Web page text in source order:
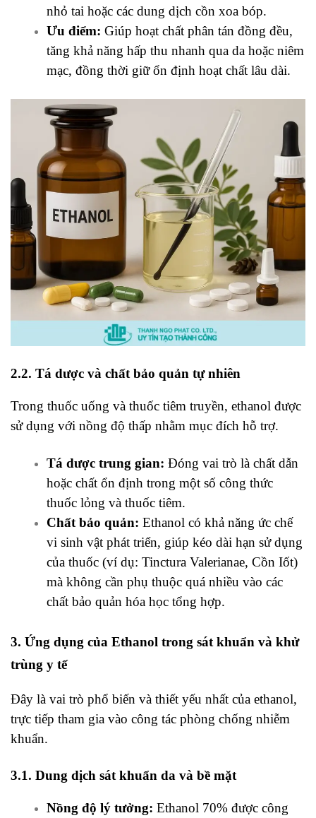
nhỏ tai hoặc các dung dịch cồn xoa bóp.
Ưu điểm: Giúp hoạt chất phân tán đồng đều,
tăng khả năng hấp thu nhanh qua da hoặc niêm
mạc, đồng thời giữ ổn định hoạt chất lâu dài.
2.2. Tá dược và chất bảo quản tự nhiên
Trong thuốc uống và thuốc tiêm truyền, ethanol được
sử dụng với nồng độ thấp nhằm mục đích hỗ trợ.
Tá dược trung gian: Đóng vai trò là chất dẫn
hoặc chất ổn định trong một số công thức
thuốc lỏng và thuốc tiêm.
Chất bảo quản: Ethanol có khả năng ức chế
vi sinh vật phát triển, giúp kéo dài hạn sử dụng
của thuốc (ví dụ: Tinctura Valerianae, Cồn Iốt)
mà không cần phụ thuộc quá nhiều vào các
chất bảo quản hóa học tổng hợp.
3. Ứng dụng của Ethanol trong sát khuẩn và khử
trùng y tế
Đây là vai trò phổ biến và thiết yếu nhất của ethanol,
trực tiếp tham gia vào công tác phòng chống nhiễm
khuẩn.
3.1. Dung dịch sát khuẩn da và bề mặt
Nồng độ lý tưởng: Ethanol 70% được công